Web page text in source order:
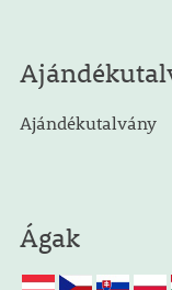
Ajándékutalvány
Ágak